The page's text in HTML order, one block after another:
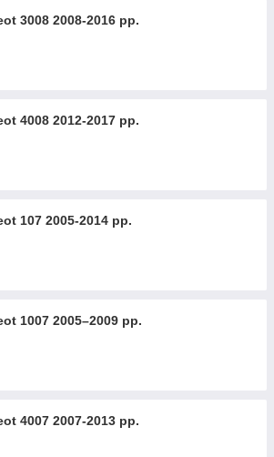
3008 2008-2016 рр.
4008 2012-2017 рр.
107 2005-2014 рр.
1007 2005–2009 рр.
4007 2007-2013 рр.